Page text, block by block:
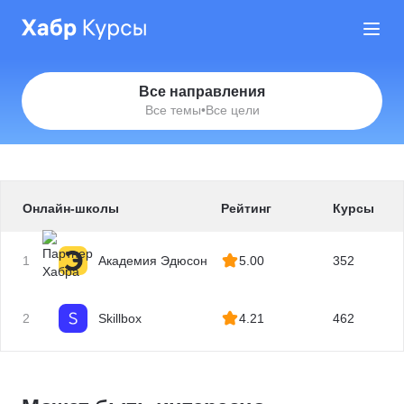
Все направления
Все темы•Все цели
Онлайн-школы Рейтинг Курсы
1 Академия Эдюсон 5.00 352
2 Skillbox 4.21 462